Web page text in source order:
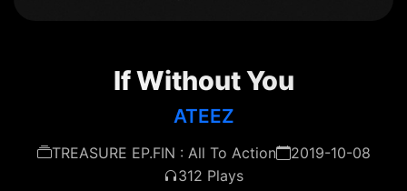
If Without You
ATEEZ
TREASURE EP.FIN : All To Action
2019-10-08
312 Plays